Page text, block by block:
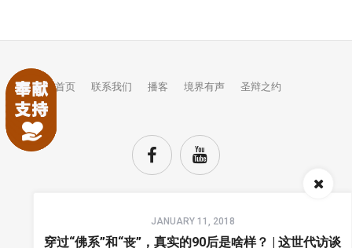
JANUARY 11, 2018
穿过“佛系”和“丧”，真实的90后是啥样？ | 这世代访谈
首页 联系我们 播客 境界有声 圣辩之约
TOP